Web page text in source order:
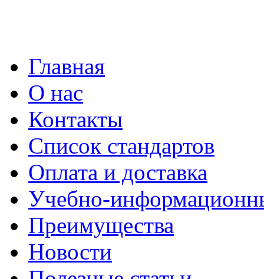
Главная
О нас
Контакты
Список стандартов
Оплата и доставка
Учебно-
Преимущества
Новости